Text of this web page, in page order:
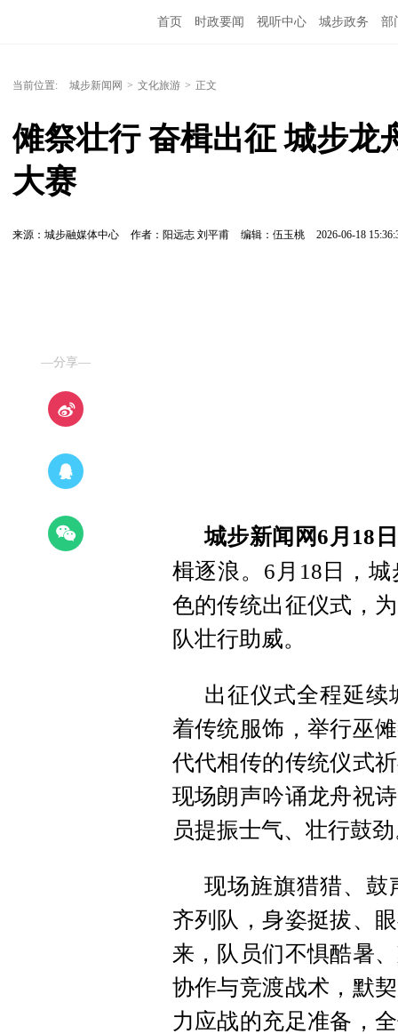
首页 时政要闻 视听中心 城步政务 部
当前位置: 城步新闻网 > 文化旅游 > 正文
傩祭壮行 奋楫出征 城步龙
大赛
来源：城步融媒体中心 作者：阳远志 刘平甫 编辑：伍玉桃 2026-06-18
—分享—
城步新闻网6月18
楫逐浪。6月18日，
色的传统出征仪式，
队壮行助威。
出征仪式全程延
着传统服饰，举行巫
代代相传的传统仪式
现场朗声吟诵龙舟祝
员提振士气、壮行鼓
现场旌旗猎猎、鼓
齐列队，身姿挺拔、
来，队员们不惧酷暑
协作与竞渡战术，默
力应战的充足准备，